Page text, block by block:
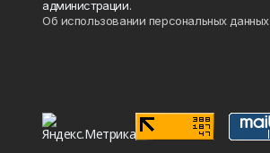
администрации.
Об использовании персональных данных